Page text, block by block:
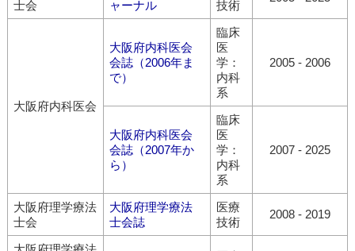
士会 ャーナル 技術
大阪府内科医会
大阪府内科医会
会誌（2006年ま
で）
臨床
医
学：
内科
系
2005- 2006
大阪府内科医会
会誌（2007年か
ら）
臨床
医
学：
内科
系
2007- 2025
大阪府理学療法
士会
大阪府理学療法
士会誌
医療
技術
2008- 2019